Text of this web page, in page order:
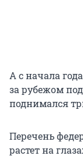
А с начала
за рубежом
поднимался
Перечень
растет на